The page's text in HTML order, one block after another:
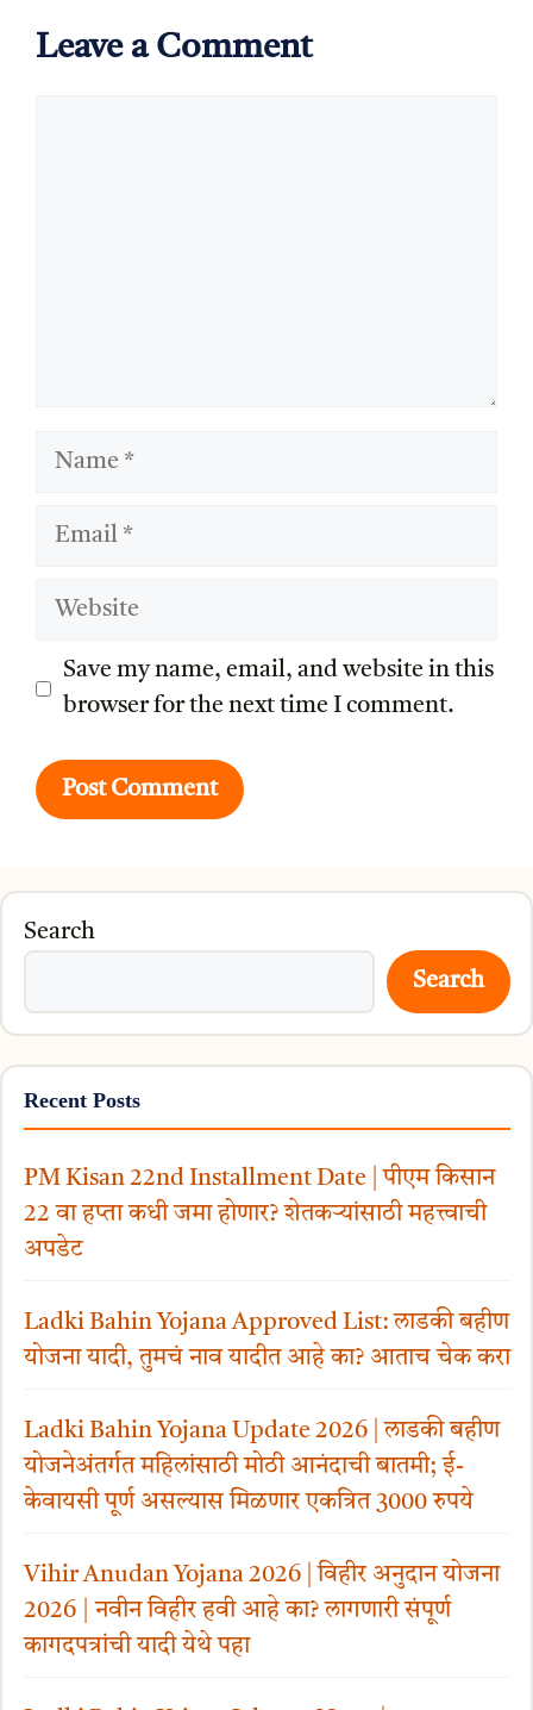
Leave a Comment
Name
Email
Website
Save my name, email, and website in this
browser for the next time I comment.
Search
Search
Recent Posts
PM Kisan 22nd Installment Date | पीएम किसान
22 वा हप्ता कधी जमा होणार? शेतकऱ्यांसाठी महत्त्वाची
अपडेट
Ladki Bahin Yojana Approved List: लाडकी बहीण
योजना यादी, तुमचं नाव यादीत आहे का? आताच चेक करा
Ladki Bahin Yojana Update 2026 | लाडकी बहीण
योजनेअंतर्गत महिलांसाठी मोठी आनंदाची बातमी; ई-
केवायसी पूर्ण असल्यास मिळणार एकत्रित 3000 रुपये
Vihir Anudan Yojana 2026 | विहीर अनुदान योजना
2026 | नवीन विहीर हवी आहे का? लागणारी संपूर्ण
कागदपत्रांची यादी येथे पहा